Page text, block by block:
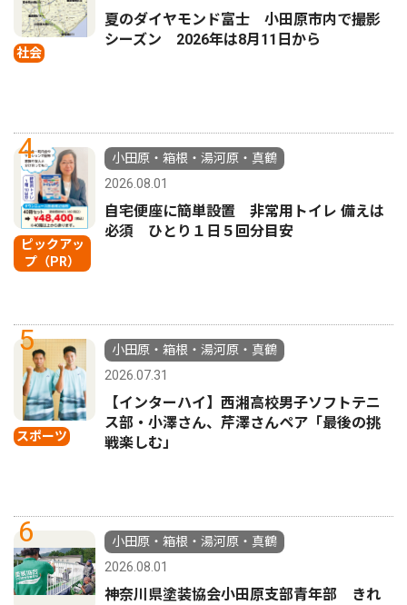
社会
夏のダイヤモンド富士 小田原市内で撮影
シーズン 2026年は8月11日から
4
ピックアッ
プ（PR）
小田原・箱根・湯河原・真鶴
2026.08.01
自宅便座に簡単設置 非常用トイレ 備えは
必須 ひとり１日５回分目安
5
スポーツ
小田原・箱根・湯河原・真鶴
2026.07.31
【インターハイ】西湘高校男子ソフトテニ
ス部・小澤さん、芹澤さんペア「最後の挑
戦楽しむ」
6
小田原・箱根・湯河原・真鶴
2026.08.01
神奈川県塗装協会小田原支部青年部 きれ